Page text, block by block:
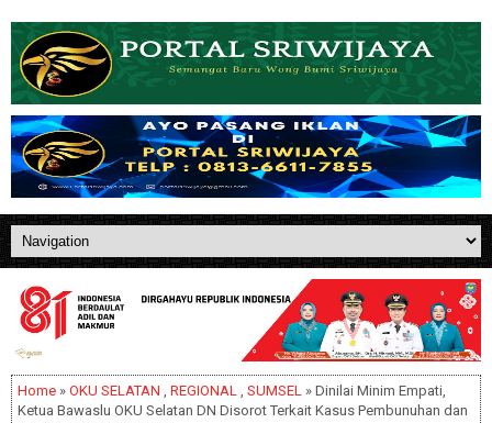
Home » OKU SELATAN , REGIONAL , SUMSEL » Dinilai Minim Empati,
Ketua Bawaslu OKU Selatan DN Disorot Terkait Kasus Pembunuhan dan